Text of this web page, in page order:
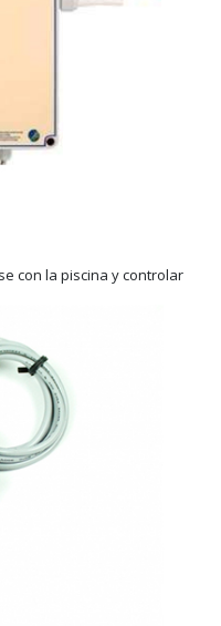
con la piscina y controlar